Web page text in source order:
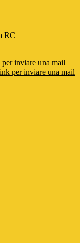
RC
inviare una mail
per inviare una mail